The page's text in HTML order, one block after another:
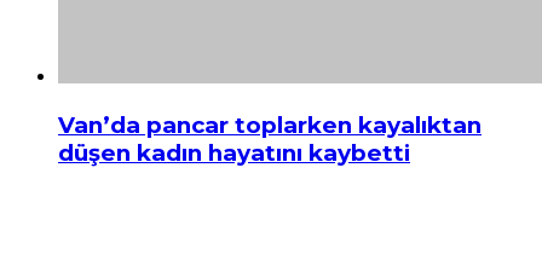
Van’da pancar toplarken kayalıktan
düşen kadın hayatını kaybetti